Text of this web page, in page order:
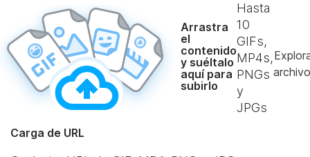
Arrastra
el
contenido
y suéltalo
aquí para
subirlo
Hasta
10
GIFs,
MP4s,
PNGs
y
JPGs
Carga de URL